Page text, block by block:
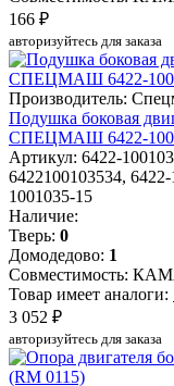
166 ₽
авторизуйтесь для заказа
Производитель:
Подушка боковая
СПЕЦМАШ 6422-
Артикул: 6422-
6422100103534,
1001035-15
Наличие:
Тверь: 0
Домодедово: 1
Совместимость:
Товар имеет аналоги:
3 052 ₽
авторизуйтесь для заказа